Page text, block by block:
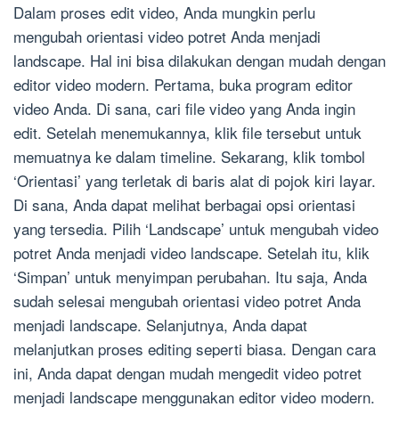
Dalam proses edit video, Anda mungkin perlu
mengubah orientasi video potret Anda menjadi
landscape. Hal ini bisa dilakukan dengan mudah dengan
editor video modern. Pertama, buka program editor
video Anda. Di sana, cari file video yang Anda ingin
edit. Setelah menemukannya, klik file tersebut untuk
memuatnya ke dalam timeline. Sekarang, klik tombol
‘Orientasi’ yang terletak di baris alat di pojok kiri layar.
Di sana, Anda dapat melihat berbagai opsi orientasi
yang tersedia. Pilih ‘Landscape’ untuk mengubah video
potret Anda menjadi video landscape. Setelah itu, klik
‘Simpan’ untuk menyimpan perubahan. Itu saja, Anda
sudah selesai mengubah orientasi video potret Anda
menjadi landscape. Selanjutnya, Anda dapat
melanjutkan proses editing seperti biasa. Dengan cara
ini, Anda dapat dengan mudah mengedit video potret
menjadi landscape menggunakan editor video modern.